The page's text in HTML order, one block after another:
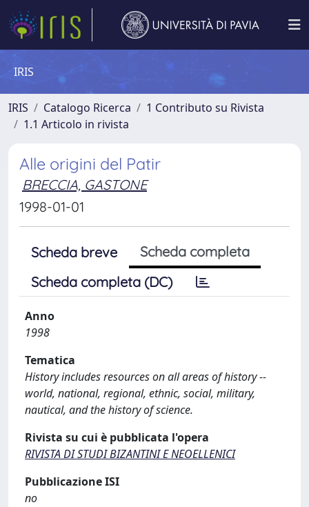
IRIS
IRIS Catalogo Ricerca
1 Contributo su Rivista
1.1 Articolo in rivista
Alle origini del Patir
BRECCIA, GASTONE
1998-01-01
Scheda breve
Scheda completa
Scheda completa (DC)
Anno
1998
Tematica
History includes resources on all areas of history --
world, national, regional, ethnic, social, military,
nautical, and the history of science.
Rivista su cui è pubblicata l'opera
RIVISTA DI STUDI BIZANTINI E NEOELLENICI
Pubblicazione ISI
no